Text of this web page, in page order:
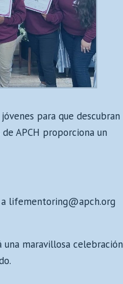
para que descubran
APCH proporciona un
lifementoring@apch.org
una maravillosa celebración